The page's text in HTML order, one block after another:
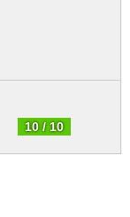
10 / 10